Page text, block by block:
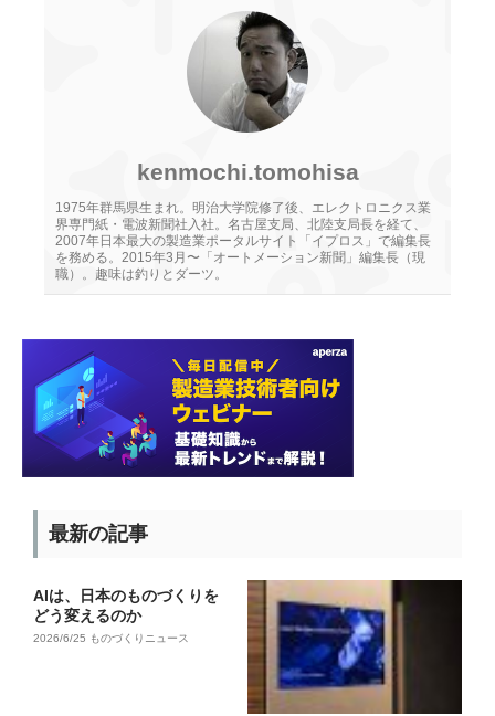
kenmochi.tomohisa
1975年群馬県生まれ。明治大学院修了後、エレクトロニクス業
界専門紙・電波新聞社入社。名古屋支局、北陸支局長を経て、
2007年日本最大の製造業ポータルサイト「イプロス」で編集長
を務める。2015年3月〜「オートメーション新聞」編集長（現
職）。趣味は釣りとダーツ。
最新の記事
AIは、日本のものづくりを
どう変えるのか
2026/6/25 ものづくりニュース